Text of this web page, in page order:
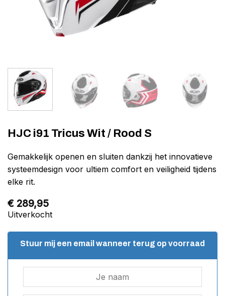
HJC i91 Tricus Wit / Rood S
Gemakkelijk openen en sluiten dankzij het innovatieve
systeemdesign voor ultiem comfort en veiligheid tijdens
elke rit.
€ 289,95
Uitverkocht
Stuur mij een email wanneer terug op voorraad